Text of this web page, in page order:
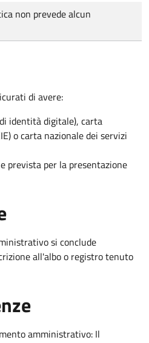
non prevede alcun
di avere:
identità digitale), carta
o carta nazionale dei servizi
prevista per la presentazione
si conclude
all'albo o registro tenuto
amministrativo: Il